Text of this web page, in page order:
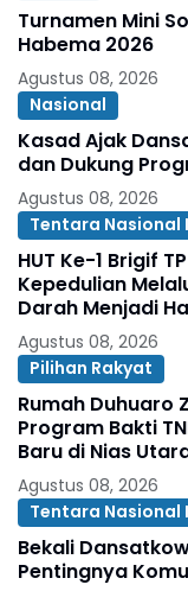
Turnamen Mini
Habema 2026
Agustus 08, 2026
Nasional
Kasad Ajak
dan Dukung
Agustus 08, 2026
Tentara Nasional
HUT Ke-1 Brigif
Kepedulian
Darah Menjadi
Membutuhkan
Agustus 08, 2026
Pilihan Rakyat
Rumah Duhuaro
Program Bakti
Baru di Nias
Agustus 08, 2026
Tentara Nasional
Bekali
Pentingnya